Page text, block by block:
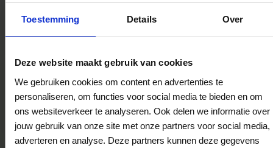
Toestemming Details Over
Deze website maakt gebruik van cookies
We gebruiken cookies om content en advertenties te
personaliseren, om functies voor social media te bieden en om
ons websiteverkeer te analyseren. Ook delen we informatie over
jouw gebruik van onze site met onze partners voor social media,
adverteren en analyse. Deze partners kunnen deze gegevens
Spoorstraat 15
7481HV Haaksbergen
Dwingelstraat 5-7
6811BR Arnhem